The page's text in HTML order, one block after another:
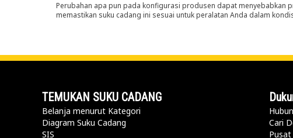
Perubahan apa pun pada konfigurasi produsen dapat menyebabkan
memastikan suku cadang ini sesuai untuk peralatan Anda dalam
TEMUKAN SUKU CADANG
Belanja menurut Kategori
Diagram Suku Cadang
SIS
Cari